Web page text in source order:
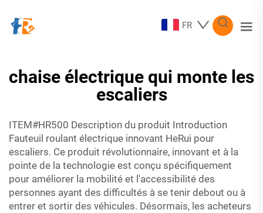
FR
chaise électrique qui monte les
escaliers
ITEM#HR500 Description du produit Introduction
Fauteuil roulant électrique innovant HeRui pour
escaliers. Ce produit révolutionnaire, innovant et à la
pointe de la technologie est conçu spécifiquement
pour améliorer la mobilité et l'accessibilité des
personnes ayant des difficultés à se tenir debout ou à
entrer et sortir des véhicules. Désormais, les acheteurs